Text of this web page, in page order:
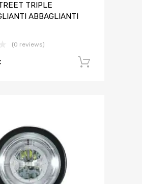
TRIPLE
ABBAGLIANTI
(0 reviews)